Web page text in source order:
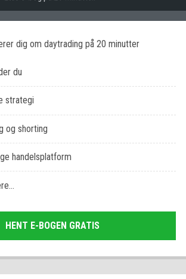
dig om daytrading på 20 minutter
du
strategi
og shorting
handelsplatform
HENT E-BOGEN GRATIS